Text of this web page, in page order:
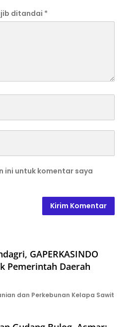
ditandai *
ini untuk komentar saya
GAPERKASINDO
Pemerintah Daerah
dan Perkebunan Kelapa Sawit